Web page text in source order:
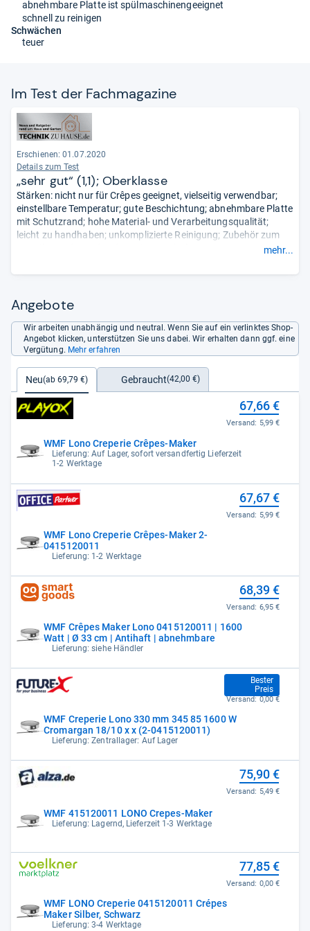
abnehmbare Platte ist spülmaschinengeeignet
schnell zu reinigen
Schwächen
teuer
Im Test der Fach­ma­ga­zine
Erschienen: 01.07.2020
Details zum Test
„sehr gut“ (1,1); Oberklasse
Stärken: nicht nur für Crêpes geeignet, vielseitig verwendbar;
einstellbare Temperatur; gute Beschichtung; abnehmbare Platte
mit Schutzrand; hohe Material- und Verarbeitungsqualität;
leicht zu handhaben; unkomplizierte Reinigung; Zubehör zum
mehr...
Angebote
Wir arbeiten unabhängig und neutral. Wenn Sie auf ein verlinktes Shop-
Angebot klicken, unterstützen Sie uns dabei. Wir erhalten dann ggf. eine
Vergütung. Mehr erfahren
Neu(ab 69,79 €) Gebraucht(42,00 €)
WMF Lono Creperie Crêpes-Maker
Lieferung: Auf Lager, sofort versandfertig Lieferzeit
1-2 Werktage
67,66 €
Versand: 5,99 €
WMF Lono Creperie Crêpes-Maker 2-
0415120011
Lieferung: 1-2 Werktage
67,67 €
Versand: 5,99 €
WMF Crêpes Maker Lono 0415120011 | 1600
Watt | Ø 33 cm | Antihaft | abnehmbare
Lieferung: siehe Händler
68,39 €
Versand: 6,95 €
WMF Creperie Lono 330 mm 345 85 1600 W
Cromargan 18/10 x x (2-0415120011)
Lieferung: Zentrallager: Auf Lager
Bester
Preis
69,79 €
Versand: 0,00 €
WMF 415120011 LONO Crepes-Maker
Lieferung: Lagernd, Lieferzeit 1-3 Werktage
75,90 €
Versand: 5,49 €
WMF LONO Creperie 0415120011 Crépes
Maker Silber, Schwarz
Lieferung: 3-4 Werktage
77,85 €
Versand: 0,00 €